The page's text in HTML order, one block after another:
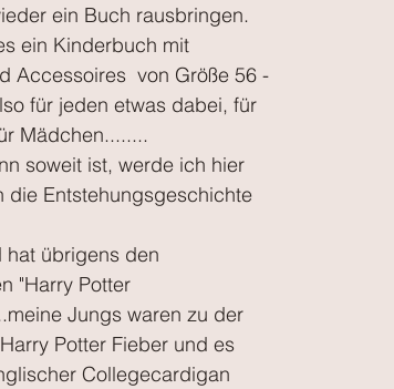
ein Buch rausbringen.
ein Kinderbuch mit
Accessoires  von Größe 56 -
für jeden etwas dabei, für
Mädchen........
soweit ist, werde ich hier
die Entstehungsgeschichte
hat übrigens den
"Harry Potter
Jungs waren zu der
Potter Fieber und es
Collegecardigan